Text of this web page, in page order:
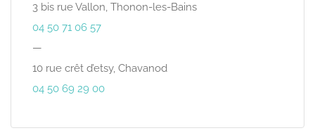
3 bis rue Vallon, Thonon-les-Bains
04 50 71 06 57
—
10 rue crêt d’etsy, Chavanod
04 50 69 29 00